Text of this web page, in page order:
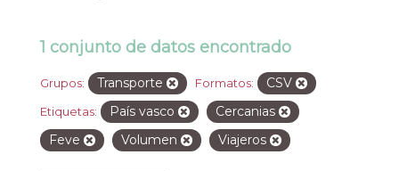
1 conjunto de datos encontrado
Grupos: Transporte Formatos: CSV
Etiquetas: País vasco
Cercanias
Feve
Volumen Viajeros